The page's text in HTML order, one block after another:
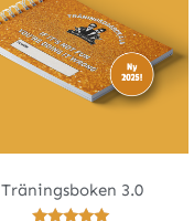
Träningsboken 3.0